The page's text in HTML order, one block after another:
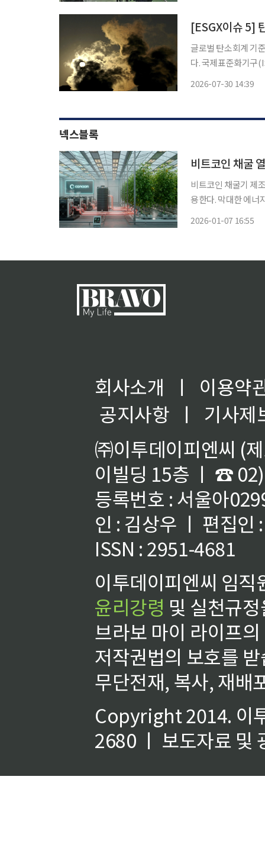
[ESGX이슈 5]
글로벌 탄소회계 기
다. 국제표준화기구
2026-07-30 14:39
넥스블록
비트코인 채굴
비트코인 채굴기 제
용한다. 막대한 에너
2026-01-07 16:55
회사소개 ㅣ
이용약
공지사항
ㅣ
기사제
㈜이투데이피엔씨 (
이빌딩 15층 ㅣ ☎
등록번호 : 서울아
인 : 김상우 ㅣ 편집인
ISSN : 2951-4681
이투데이피엔씨 임
윤리강령 및 실천규
브라보 마이 라이프
저작권법의 보호를
무단전재, 복사, 재배
Copyright 2014. 이
2680 ㅣ 보도자료